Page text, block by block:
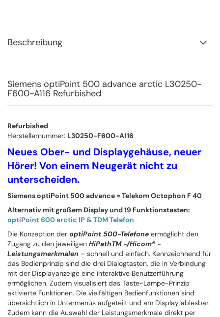
Beschreibung
Siemens optiPoint 500 advance arctic L30250-
F600-A116 Refurbished
Refurbished
Herstellernummer: L30250-F600-A116
Neues Ober- und Displaygehäuse, neuer
Hörer! Von einem Neugerät nicht zu
unterscheiden.
Siemens optiPoint 500 advance = Telekom Octophon F 40
Alternativ mit großem Display und 19 Funktionstasten:
optiPoint 600 arctic IP & TDM Telefon
Die Konzeption der optiPoint 500-Telefone ermöglicht den
Zugang zu den jeweiligen HiPathTM -/Hicom® -
Leistungsmerkmalen – schnell und einfach. Kennzeichnend für
das Bedienprinzip sind die drei Dialogtasten, die in Verbindung
mit der Displayanzeige eine interaktive Benutzerführung
ermöglichen. Zudem visualisiert das Taste-Lampe-Prinzip
aktivierte Funktionen. Die vielfältigen Bedienfunktionen sind
übersichtlich in Untermenüs aufgeteilt und am Display ablesbar.
Zudem kann die Auswahl der Leistungsmerkmale direkt per